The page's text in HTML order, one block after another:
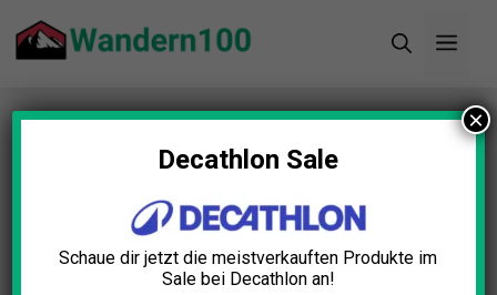
Inhalt
Startseite»Blog»Thermoflasche Outdoor Test:
Die 5 besten (Bestenliste)
Thermoflasche Outdoor Test:
Die 5 besten (Bestenliste)
April 7, 2025
Decathlon Sale
Schaue dir jetzt die meistverkauften Produkte im
Sale bei Decathlon an!
×